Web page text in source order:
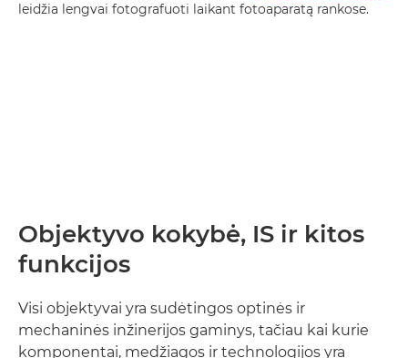
leidžia lengvai fotografuoti laikant fotoaparatą rankose.
Objektyvo kokybė, IS ir kitos
funkcijos
Visi objektyvai yra sudėtingos optinės ir
mechaninės inžinerijos gaminys, tačiau kai kurie
komponentai, medžiagos ir technologijos yra